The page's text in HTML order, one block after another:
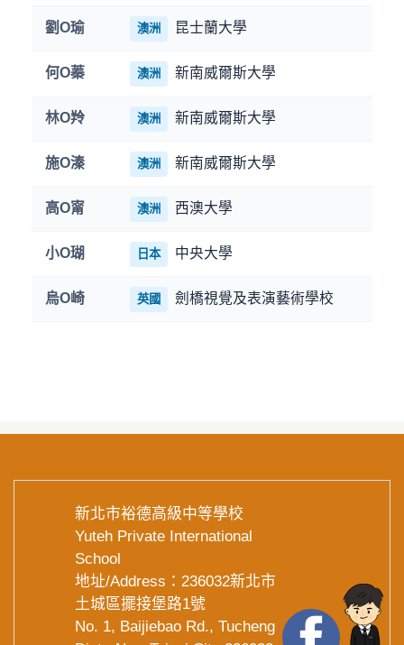
劉O瑜 澳洲 昆士蘭大學
何O蓁 澳洲 新南威爾斯大學
林O羚 澳洲 新南威爾斯大學
施O溱 澳洲 新南威爾斯大學
高O甯 澳洲 西澳大學
小O瑚 日本 中央大學
烏O崎 英國 劍橋視覺及表演藝術學校
新北市裕德高級中等學校
Yuteh Private International
School
地址/Address：236032新北市
土城區擺接堡路1號
No. 1, Baijiebao Rd., Tucheng